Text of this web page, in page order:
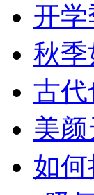
开
秋
古
美
如